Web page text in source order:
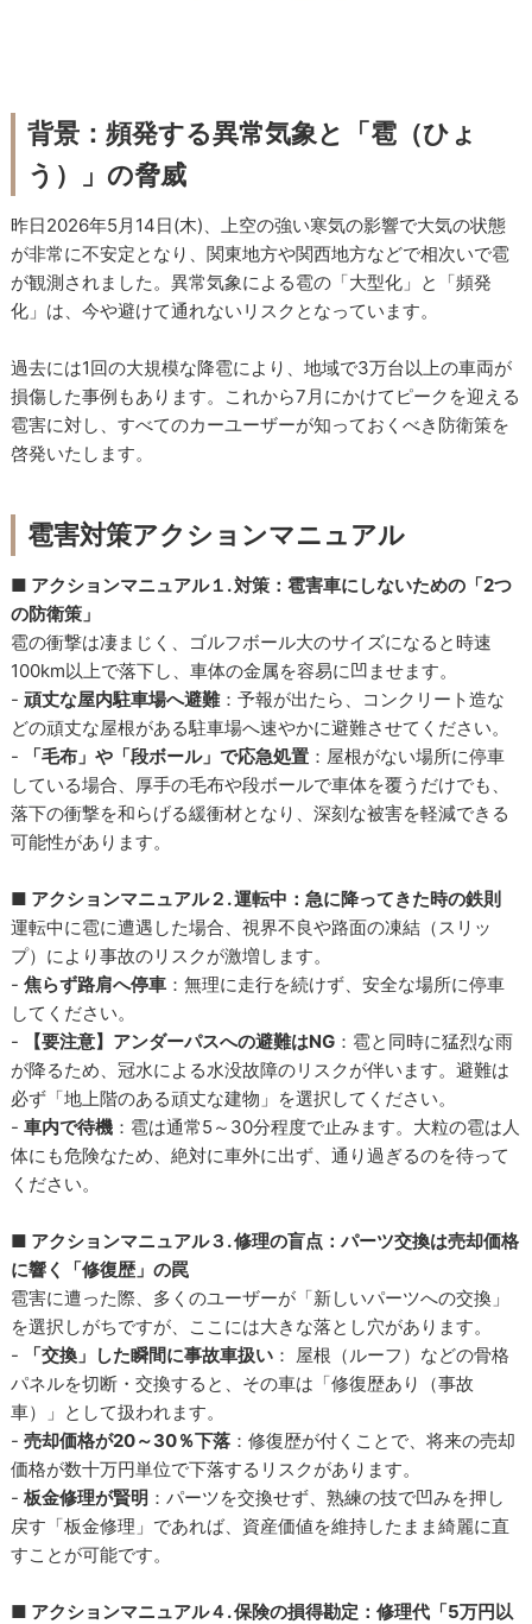
背景：頻発する異常気象と「雹（ひょ
う）」の脅威
昨日2026年5月14日(木)、上空の強い寒気の影響で大気の状態
が非常に不安定となり、関東地方や関西地方などで相次いで雹
が観測されました。異常気象による雹の「大型化」と「頻発
化」は、今や避けて通れないリスクとなっています。
過去には1回の大規模な降雹により、地域で3万台以上の車両が
損傷した事例もあります。これから7月にかけてピークを迎える
雹害に対し、すべてのカーユーザーが知っておくべき防衛策を
啓発いたします。
雹害対策アクションマニュアル
■ アクションマニュアル１. 対策：雹害車にしないための「2つ
の防衛策」
雹の衝撃は凄まじく、ゴルフボール大のサイズになると時速
100km以上で落下し、車体の金属を容易に凹ませます。
-頑丈な屋内駐車場へ避難：予報が出たら、コンクリート造な
どの頑丈な屋根がある駐車場へ速やかに避難させてください。
-
「毛布」や「段ボール」で応急処置 ：屋根がない場所に停車
している場合、厚手の毛布や段ボールで車体を覆うだけでも、
落下の衝撃を和らげる緩衝材となり、深刻な被害を軽減できる
可能性があります。
■ アクションマニュアル２. 運転中：急に降ってきた時の鉄則
運転中に雹に遭遇した場合、視界不良や路面の凍結（スリッ
プ）により事故のリスクが激増します。
-焦らず路肩へ停車 ：無理に走行を続けず、安全な場所に停車
してください。
-
【要注意】アンダーパスへの避難はNG ：雹と同時に猛烈な雨
が降るため、冠水による水没故障のリスクが伴います。避難は
必ず「地上階のある頑丈な建物」を選択してください。
-車内で待機 ：雹は通常5～30分程度で止みます。大粒の雹は人
体にも危険なため、絶対に車外に出ず、通り過ぎるのを待って
ください。
■ アクションマニュアル３. 修理の盲点：パーツ交換は売却価格
に響く「修復歴」の罠
雹害に遭った際、多くのユーザーが「新しいパーツへの交換」
を選択しがちですが、ここには大きな落とし穴があります。
-
「交換」した瞬間に事故車扱い ： 屋根（ルーフ）などの骨格
パネルを切断・交換すると、その車は「修復歴あり（事故
車）」として扱われます。
-売却価格が20～30％下落 ：修復歴が付くことで、将来の売却
価格が数十万円単位で下落するリスクがあります。
-板金修理が賢明 ：パーツを交換せず、熟練の技で凹みを押し
戻す「板金修理」であれば、資産価値を維持したまま綺麗に直
すことが可能です。
■ アクションマニュアル４. 保険の損得勘定：修理代「5万円以